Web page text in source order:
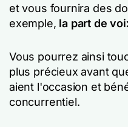
et vous fournira des
exemple, la part de
Vous pourrez ainsi
plus précieux avant
aient l'occasion et
concurrentiel.